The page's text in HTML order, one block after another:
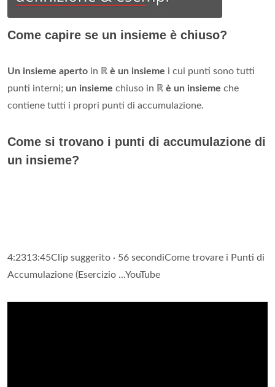
Come capire se un insieme è chiuso?
Un insieme aperto in ℝ è un insieme i cui punti sono tutti
punti interni; un insieme chiuso in ℝ è un insieme che
contiene tutti i propri punti di accumulazione.
Come si trovano i punti di accumulazione di
un insieme?
4:2313:45Clip suggerito · 56 secondiCome trovare i Punti di
Accumulazione (Esercizio ...YouTube